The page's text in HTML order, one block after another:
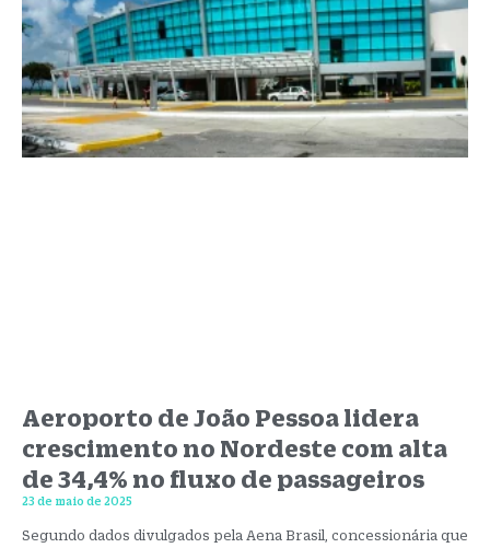
Aeroporto de João Pessoa lidera
crescimento no Nordeste com alta
de 34,4% no fluxo de passageiros
23 de maio de 2025
Segundo dados divulgados pela Aena Brasil, concessionária que